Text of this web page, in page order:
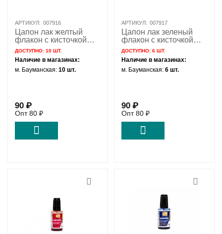
АРТИКУЛ: 007916
Цапон лак желтый
флакон с кисточкой
Solins 22мл
ДОСТУПНО:10 ШТ.
Наличие в магазинах:
м. Бауманская:10 шт.
90₽
Опт80 ₽
АРТИКУЛ: 007917
Цапон лак зеленый
флакон с кисточкой
Solins 22мл
ДОСТУПНО:6 ШТ.
Наличие в магазинах:
м. Бауманская:6 шт.
90₽
Опт80 ₽